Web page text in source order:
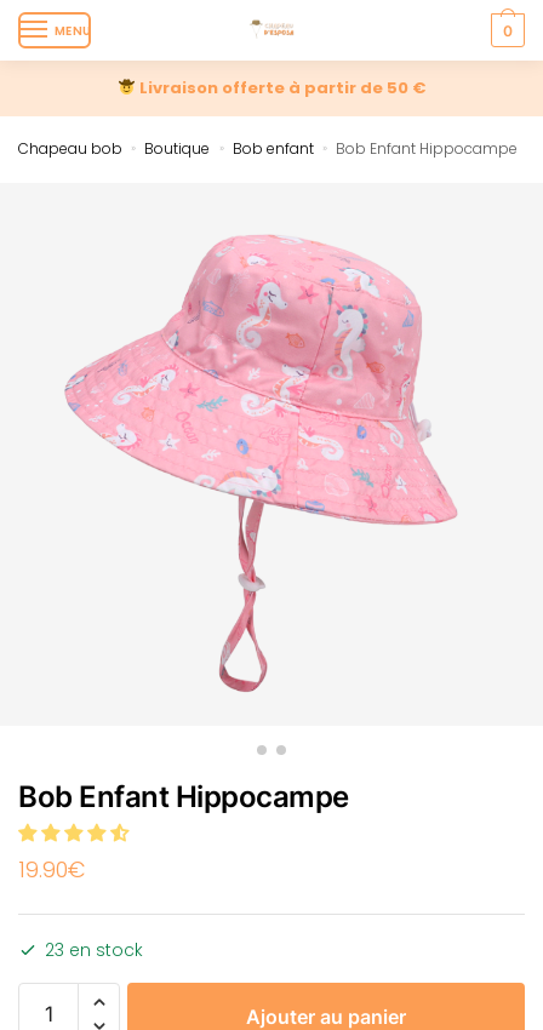
MENU 0
Livraison offerte à partir de 50 €
Chapeau bob » Boutique » Bob enfant » Bob Enfant Hippocampe
Bob Enfant Hippocampe
19.90€
23 en stock
Ajouter au panier